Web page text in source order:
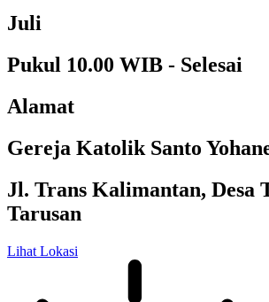
Juli
Pukul 10.00 WIB - Selesai
Alamat
Gereja Katolik Santo
Jl. Trans Kalimantan, Desa
Tarusan
Lihat Lokasi